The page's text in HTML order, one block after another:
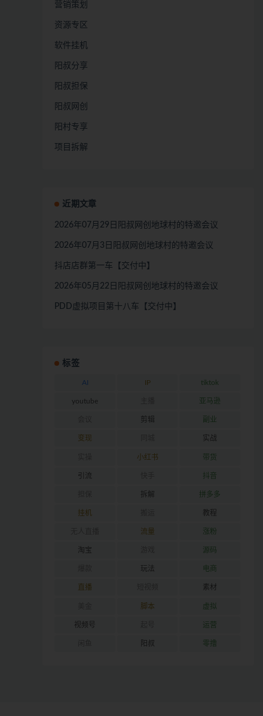
营销策划
资源专区
软件挂机
阳叔分享
阳叔担保
阳叔网创
阳村专享
项目拆解
近期文章
2026年07月29日阳叔网创地球村的特邀会议
2026年07月3日阳叔网创地球村的特邀会议
抖店店群第一车【交付中】
2026年05月22日阳叔网创地球村的特邀会议
PDD虚拟项目第十八车【交付中】
标签
AI IP tiktok
youtube 亚马逊
剪辑 副业
变现 实战
小红书 带货
引流 抖音
拆解 拼多多
挂机 教程
流量 涨粉
淘宝 源码
玩法 电商
直播 素材
脚本 虚拟
视频号 运营
阳叔 零撸